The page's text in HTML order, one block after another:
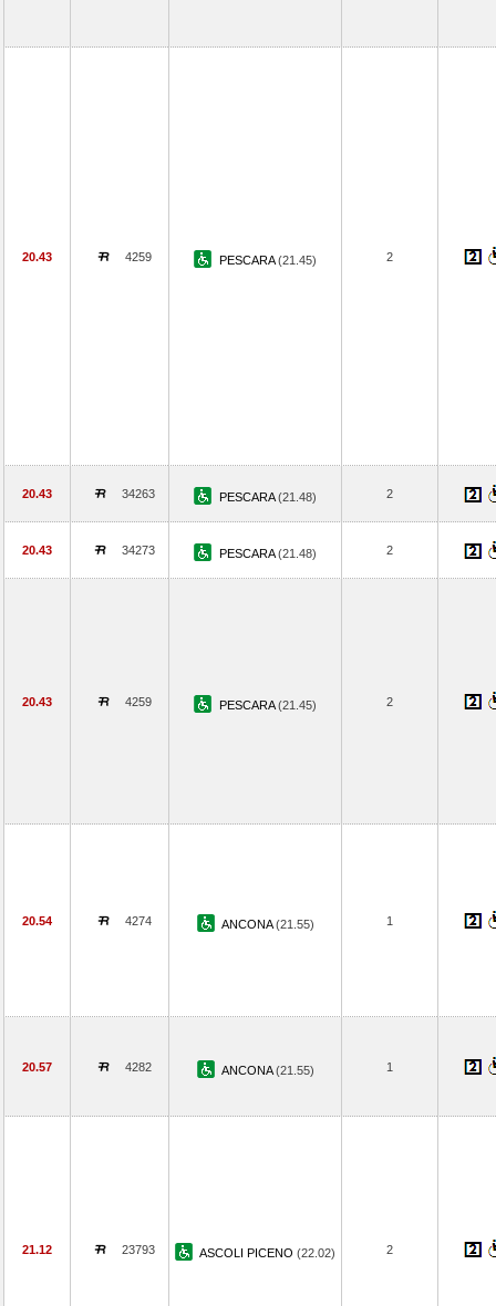
20.43 4259 PESCARA(21.45) 2
20.43 34263 PESCARA(21.48) 2
20.43 34273 PESCARA(21.48) 2
20.43 4259 PESCARA(21.45) 2
20.54 4274 ANCONA(21.55) 1
20.57 4282 ANCONA(21.55) 1
21.12 23793 ASCOLI PICENO (22.02) 2